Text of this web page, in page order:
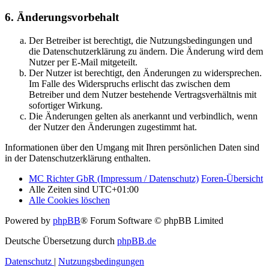
6. Änderungsvorbehalt
Der Betreiber ist berechtigt, die Nutzungsbedingungen und
die Datenschutzerklärung zu ändern. Die Änderung wird dem
Nutzer per E-Mail mitgeteilt.
Der Nutzer ist berechtigt, den Änderungen zu widersprechen.
Im Falle des Widerspruchs erlischt das zwischen dem
Betreiber und dem Nutzer bestehende Vertragsverhältnis mit
sofortiger Wirkung.
Die Änderungen gelten als anerkannt und verbindlich, wenn
der Nutzer den Änderungen zugestimmt hat.
Informationen über den Umgang mit Ihren persönlichen Daten sind
in der Datenschutzerklärung enthalten.
MC Richter GbR (Impressum / Datenschutz) Foren-Übersicht
Alle Zeiten sind UTC+01:00
Alle Cookies löschen
Powered by phpBB® Forum Software © phpBB Limited
Deutsche Übersetzung durch phpBB.de
Datenschutz | Nutzungsbedingungen